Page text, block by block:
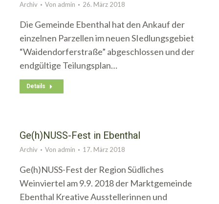
Archiv Von admin 26. März 2018
Die Gemeinde Ebenthal hat den Ankauf der
einzelnen Parzellen im neuen SIedlungsgebiet
“Waidendorferstraße” abgeschlossen und der
endgültige Teilungsplan…
Details
Ge(h)NUSS-Fest in Ebenthal
Archiv Von admin 17. März 2018
Ge(h)NUSS-Fest der Region Südliches
Weinviertel am 9.9. 2018 der Marktgemeinde
Ebenthal Kreative Ausstellerinnen und